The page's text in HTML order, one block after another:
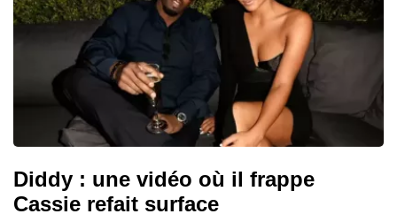
Diddy : une vidéo où il frappe
Cassie refait surface